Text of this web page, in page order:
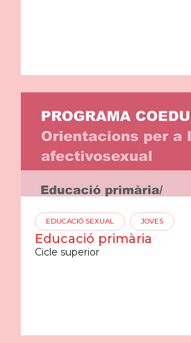
EDUCACIÓ SEXUAL JOVES
Educació primària
Cicle superior